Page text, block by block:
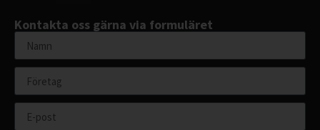
Kontakta oss gärna via formuläret